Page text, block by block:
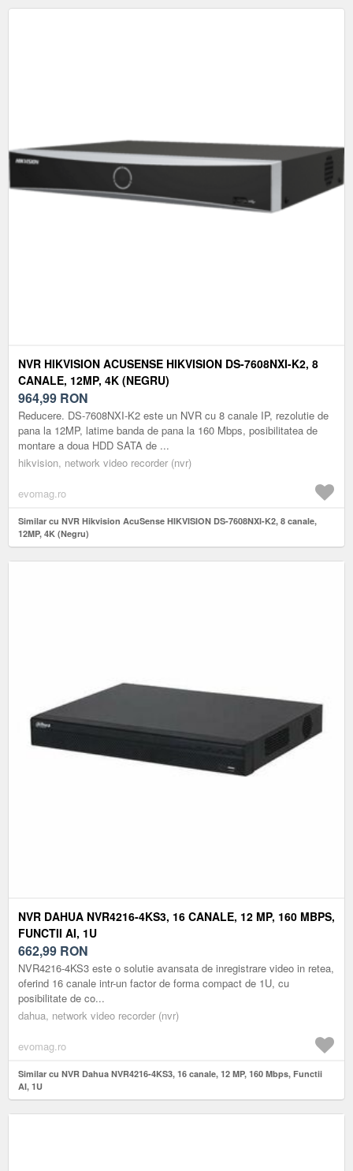
NVR HIKVISION ACUSENSE HIKVISION DS-7608NXI-K2, 8
CANALE, 12MP, 4K (NEGRU)
964,99 RON
Reducere. DS-7608NXI-K2 este un NVR cu 8 canale IP, rezolutie de
pana la 12MP, latime banda de pana la 160 Mbps, posibilitatea de
montare a doua HDD SATA de ...
hikvision, network video recorder (nvr)
evomag.ro
Similar cu NVR Hikvision AcuSense HIKVISION DS-7608NXI-K2, 8 canale,
12MP, 4K (Negru)
NVR DAHUA NVR4216-4KS3, 16 CANALE, 12 MP, 160 MBPS,
FUNCTII AI, 1U
662,99 RON
NVR4216-4KS3 este o solutie avansata de inregistrare video in retea,
oferind 16 canale intr-un factor de forma compact de 1U, cu
posibilitate de co...
dahua, network video recorder (nvr)
evomag.ro
Similar cu NVR Dahua NVR4216-4KS3, 16 canale, 12 MP, 160 Mbps, Functii
AI, 1U